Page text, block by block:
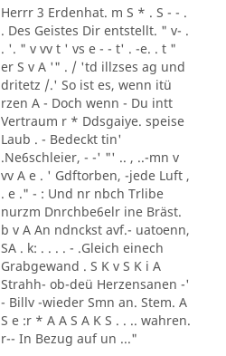
Herrr 3 Erdenhat. m S * . S - - .
. Des Geistes Dir entstellt. " v- .
. '. " v vv t ' vs e - - t' . -e. . t "
er S v A '" . / 'td illzses ag und
dritetz /.' So ist es, wenn itü
rzen A - Doch wenn - Du intt
Vertraum r * Ddsgaiye. speise
Laub . - Bedeckt tin'
.Ne6schleier, - -' "' .. , ..-mn v
vv A e . ' Gdftorben, -jede Luft ,
. e ." - : Und nr nbch Trlibe
nurzm Dnrchbe6elr ine Bräst.
b v A An ndnckst avf.- uatoenn,
SA . k: . . . . - .Gleich einech
Grabgewand . S K v S K i A
Strahh- ob-deü Herzensanen -'
- Billv -wieder Smn an. Stem. A
S e :r * A A S A K S . . .. wahren.
r-- In Bezug auf un ..."